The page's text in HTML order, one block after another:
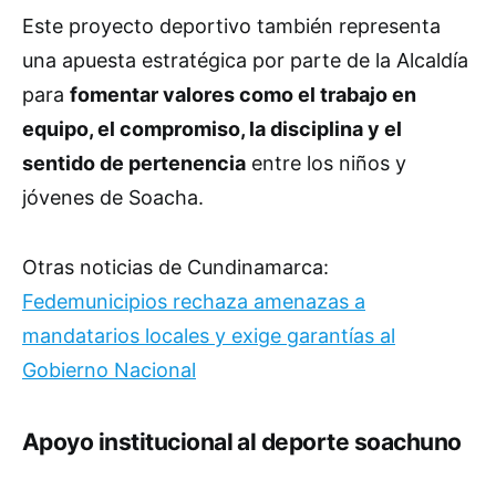
Este proyecto deportivo también representa
una apuesta estratégica por parte de la Alcaldía
para fomentar valores como el trabajo en
equipo, el compromiso, la disciplina y el
sentido de pertenencia entre los niños y
jóvenes de Soacha.
Otras noticias de Cundinamarca:
Fedemunicipios rechaza amenazas a
mandatarios locales y exige garantías al
Gobierno Nacional
Apoyo institucional al deporte soachuno